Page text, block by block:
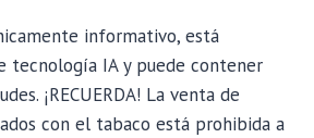
informativo, está
tecnología IA y puede contener
¡RECUERDA! La venta de
con el tabaco está prohibida a